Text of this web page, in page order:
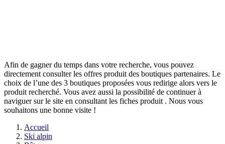
Afin de gagner du temps dans votre recherche, vous pouvez
directement consulter les offres produit des boutiques partenaires. Le
choix de l’une des 3 boutiques proposées vous redirige alors vers le
produit recherché. Vous avez aussi la possibilité de continuer à
naviguer sur le site en consultant les fiches produit . Nous vous
souhaitons une bonne visite !
Accueil
Ski alpin